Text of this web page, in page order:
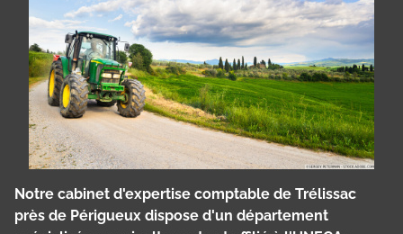
Notre cabinet d'expertise comptable de Trélissac
près de Périgueux dispose d'un département